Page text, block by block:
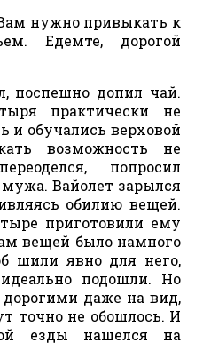
нужно привыкать к
Едемте, дорогой
допил чай.
практически не
и обучались верховой
возможность не
попросил
Вайолет зарылся
обилию вещей.
приготовили ему
вещей было намного
шили явно для него,
подошли. Но
даже на вид,
точно не обошлось. И
езды нашелся на